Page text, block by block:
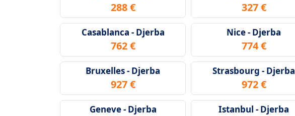
288 € 327 €
Casablanca - Djerba
762 €
Nice - Djerba
774 €
Bruxelles - Djerba
927 €
Strasbourg - Djerba
972 €
Geneve - Djerba Istanbul - Djerba